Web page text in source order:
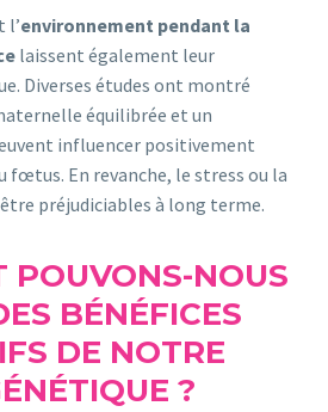
l’environnement pendant la
laissent également leur
Diverses études ont montré
équilibrée et un
influencer positivement
fœtus. En revanche, le stress ou la
préjudiciables à long terme.
POUVONS-NOUS
BÉNÉFICES
DE NOTRE
?